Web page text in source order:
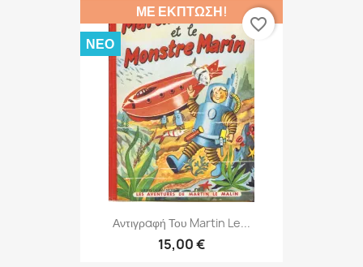
Αντιγραφή Του Martin Le...
15,00 €
ΜΕ ΈΚΠΤΩΣΗ!
ΝΈΟ
favorite_border